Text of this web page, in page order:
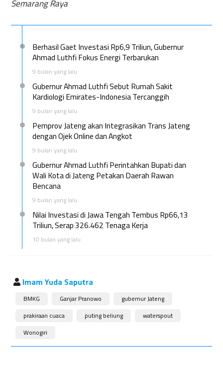
Semarang Raya
Berhasil Gaet Investasi Rp6,9 Triliun, Gubernur
Ahmad Luthfi Fokus Energi Terbarukan
9 bulan yang lalu
Gubernur Ahmad Luthfi Sebut Rumah Sakit
Kardiologi Emirates-Indonesia Tercanggih
9 bulan yang lalu
Pemprov Jateng akan Integrasikan Trans Jateng
dengan Ojek Online dan Angkot
9 bulan yang lalu
Gubernur Ahmad Luthfi Perintahkan Bupati dan
Wali Kota di Jateng Petakan Daerah Rawan
Bencana
9 bulan yang lalu
Nilai Investasi di Jawa Tengah Tembus Rp66,13
Triliun, Serap 326.462 Tenaga Kerja
10 bulan yang lalu
Imam Yuda Saputra
BMKG Ganjar Pranowo
gubernur Jateng
prakiraan cuaca
puting beliung
waterspout
Wonogiri